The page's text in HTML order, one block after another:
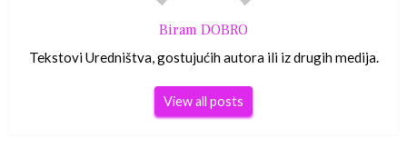
Biram DOBRO
Tekstovi Uredništva, gostujućih autora ili iz drugih medija.
View all posts